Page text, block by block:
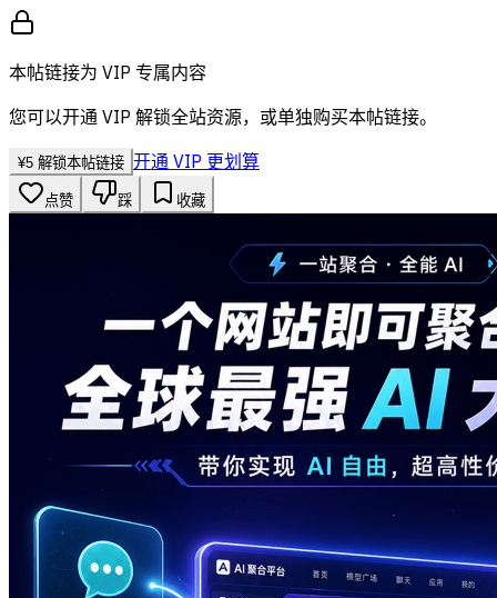
本帖链接为 VIP 专属内容
您可以开通 VIP 解锁全站资源，或单独购买本帖链接。
¥5 解锁本帖链接 开通 VIP 更划算
点赞 踩 收藏